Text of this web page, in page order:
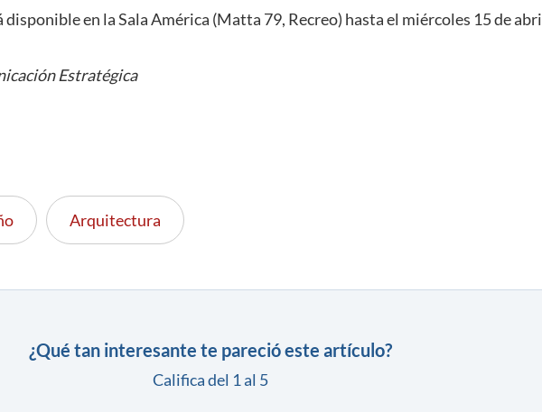
disponible en la Sala América (Matta 79, Recreo) hasta el miércoles 15 de abri
Estratégica
Arquitectura
¿Qué tan interesante te pareció este artículo?
Califica del 1 al 5